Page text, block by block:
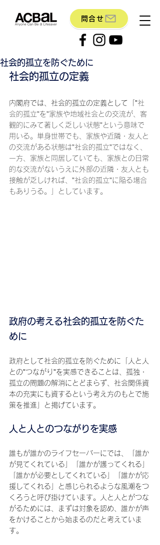
問合せ
社会的孤立を防ぐために
社会的孤立の定義
内閣府では、社会的孤立の定義として「”社
会的孤立”を”家族や地域社会との交流が、客
観的にみて著しく乏しい状態”という意味で
用いる。単身世帯でも、家族や近隣・友人と
の交流がある状態は”社会的孤立”ではなく、
一方、家族と同居していても、家族との日常
的な交流がないうえに外部の近隣・友人とも
接触が乏しければ、”社会的孤立”に陥る場合
もありうる。」としています。
政府の考える社会的孤立を防ぐた
めに
政府として社会的孤立を防ぐために「人と人
との”つながり”を実感できることは、孤独・
孤立の問題の解消にとどまらず、社会関係資
本の充実にも資するという考え方のもとで施
策を推進」と掲げています。
人と人とのつながりを実感
誰もが誰かのライフセーバーにでは、「誰か
が見てくれている」「誰かが護ってくれる」
「誰かが必要としてくれている」「誰かが応
援してくれる」と感じられるような風潮をつ
くろうと呼び掛けています。人と人とがつな
がるためには、まずは対象を認め、誰かが声
をかけることから始まるのだと考えていま
す。